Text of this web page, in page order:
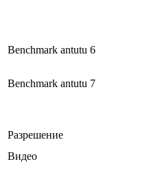
Benchmark antutu 6
Benchmark antutu 7
Разрешение
Видео